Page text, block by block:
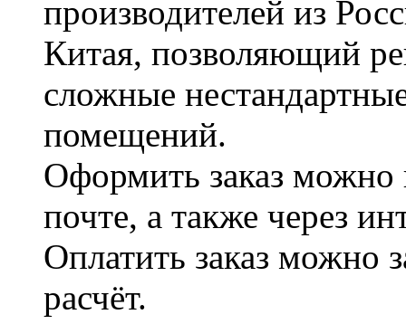
производителей из
Китая, позволяющий
сложные
помещений.
Оформить заказ можно
почте, а также через
Оплатить заказ можно
расчёт.